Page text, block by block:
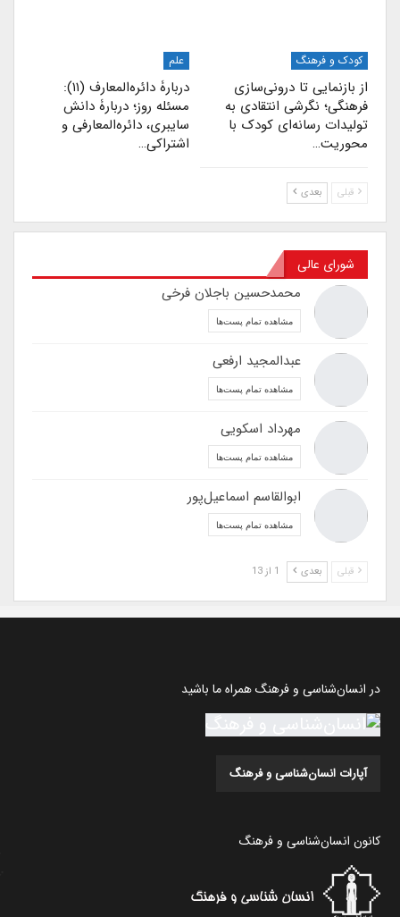
کودک و فرهنگ
از بازنمایی تا درونی‌سازی
فرهنگی؛ نگرشی انتقادی به
تولیدات رسانه‌ای کودک با
محوریت…
علم
دربارۀ دائره‌المعارف (۱۱):
مسئله روز؛ دربارۀ دانش
سایبری، دائره‌المعارفی و
اشتراکی…
قبلی بعدی
شورای عالی
محمدحسین باجلان فرخی
مشاهده تمام پست‌ها
عبدالمجید ارفعی
مشاهده تمام پست‌ها
مهرداد اسکویی
مشاهده تمام پست‌ها
ابوالقاسم اسماعیل‌پور
مشاهده تمام پست‌ها
قبلی بعدی
در انسان‌شناسی و فرهنگ همراه ما باشید
آپارات انسان‌شناسی و فرهنگ
کانون انسان‌شناسی و فرهنگ